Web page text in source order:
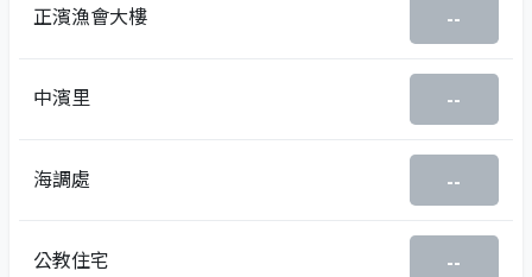
正濱漁會大樓 --
中濱里 --
海調處 --
公教住宅 --